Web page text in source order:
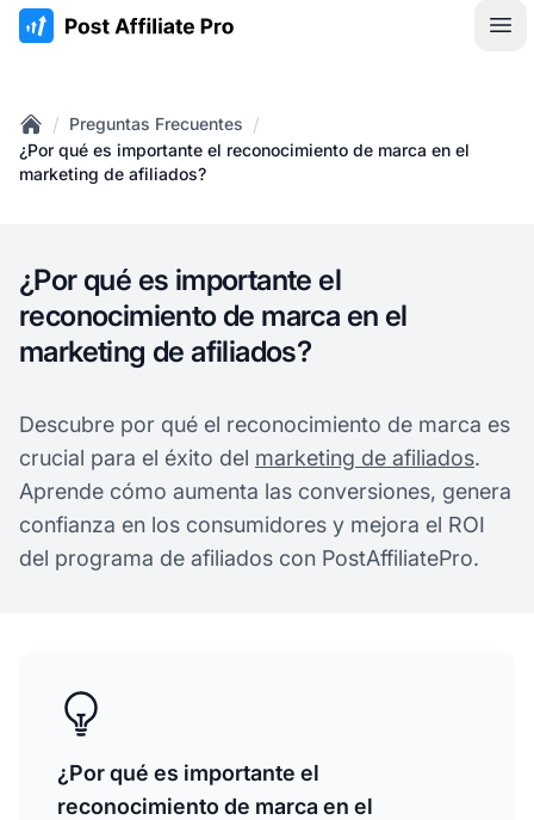
:site.title
Home
/ Preguntas Frecuentes /
¿Por qué es importante el reconocimiento de marca en el
marketing de afiliados?
¿Por qué es importante el
reconocimiento de marca en el
marketing de afiliados?
Descubre por qué el reconocimiento de marca es
crucial para el éxito del marketing de afiliados.
Aprende cómo aumenta las conversiones, genera
confianza en los consumidores y mejora el ROI
del programa de afiliados con PostAffiliatePro.
¿Por qué es importante el
reconocimiento de marca en el